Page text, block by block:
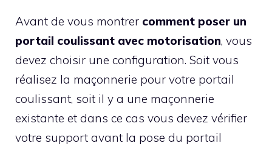
Avant de vous montrer comment poser un
portail coulissant avec motorisation, vous
devez choisir une configuration. Soit vous
réalisez la maçonnerie pour votre portail
coulissant, soit il y a une maçonnerie
existante et dans ce cas vous devez vérifier
votre support avant la pose du portail